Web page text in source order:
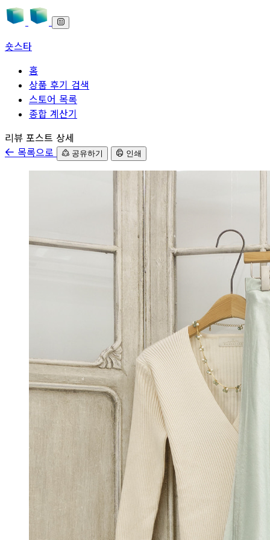
숏스타
홈
상품 후기 검색
스토어 목록
종합 계산기
본문으로 바로가기
리뷰 포스트 상세
목록으로
공유하기 인쇄